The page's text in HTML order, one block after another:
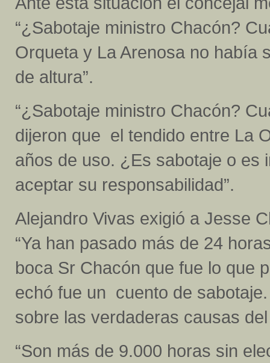
“¿Sabotaje ministro Chacón?
Orqueta y La Arenosa no había
de altura”.
“¿Sabotaje ministro Chacón?
dijeron que el tendido entre La
años de uso. ¿Es sabotaje o es
aceptar su responsabilidad”.
Alejandro Vivas exigió a Jesse
“Ya han pasado más de 24
boca Sr Chacón que fue lo que
echó fue un cuento de
sobre las verdaderas causas del
“Son más de 9.000 horas sin